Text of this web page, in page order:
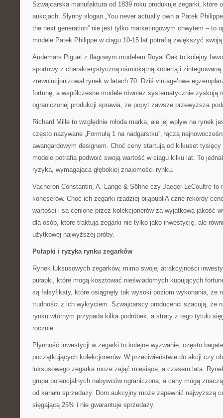
Szwajcarska manufaktura od 1839 roku produkuje zegarki, które
aukcjach. Słynny slogan „You never actually own a Patek
the next generation” nie jest tylko marketingowym chwytem – to
modele Patek Philippe w ciągu 10-15 lat potrafią zwiększyć
Audemars Piguet z flagowym modelem Royal Oak to kolejny
sportowy z charakterystyczną ośmiokątną kopertą i zintegrowaną
zrewolucjonizował rynek w latach 70. Dziś vintage’owe
fortunę, a współczesne modele również systematycznie zyskują
ograniczonej produkcji sprawia, że popyt zawsze przewyższa
Richard Mille to względnie młoda marka, ale jej wpływ na rynek
często nazywane „Formułą 1 na nadgarstku”, łączą
awangardowym designem. Choć ceny startują od kilkuset tysięcy
modele potrafią podwoić swoją wartość w ciągu kilku lat. To
ryzyka, wymagająca głębokiej znajomości rynku.
Vacheron Constantin, A. Lange & Söhne czy Jaeger-LeCoultre to
koneserów. Choć ich zegarki rzadziej bijąpubliA czne rekordy
wartości i są cenione przez kolekcjonerów za wyjątkową jakość
dla osób, które traktują zegarki nie tylko jako inwestycję, ale
użytkowej najwyższej próby.
Pułapki i ryzyka rynku zegarków
Rynek luksusowych zegarków, mimo swojej atrakcyjności
pułapki, które mogą kosztować nieświadomych kupujących
są falsyfikaty, które osiągnęły tak wysoki poziom wykonania, że
trudności z ich wykryciem. Szwajcarscy producenci szacują, że
rynku wtórnym przypada kilka podróbek, a straty z tego tytułu
rocznie.
Płynność inwestycji w zegarki to kolejne wyzwanie, często
początkujących kolekcjonerów. W przeciwieństwie do akcji czy
luksusowego zegarka może zająć miesiące, a czasem lata.
grupa potencjalnych nabywców ograniczona, a ceny mogą
od kanału sprzedaży. Dom aukcyjny może zapewnić najwyższą
sięgającą 25% i nie gwarantuje sprzedaży.